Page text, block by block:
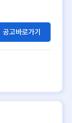
공고바로가기